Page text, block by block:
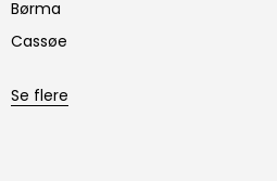
Børma
Cassøe
Se flere